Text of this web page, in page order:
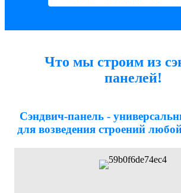
Что мы строим из
панелей!
Сэндвич-панель -
для возведения строений